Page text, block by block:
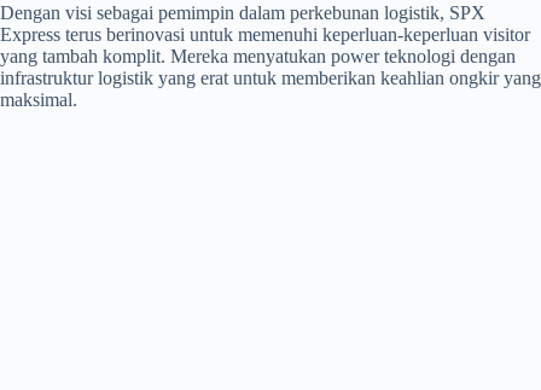
Dengan visi sebagai pemimpin dalam perkebunan logistik, SPX
Express terus berinovasi untuk memenuhi keperluan-keperluan visitor
yang tambah komplit. Mereka menyatukan power teknologi dengan
infrastruktur logistik yang erat untuk memberikan keahlian ongkir yang
maksimal.